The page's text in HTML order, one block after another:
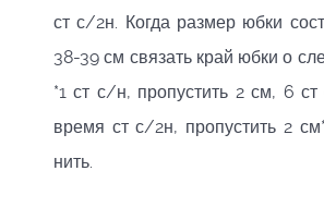
ст с/2н. Когда размер юбки
38-39 см связать край юбки о
*1 ст с/н, пропустить 2 см, 6
время ст с/2н, пропустить 2
нить.